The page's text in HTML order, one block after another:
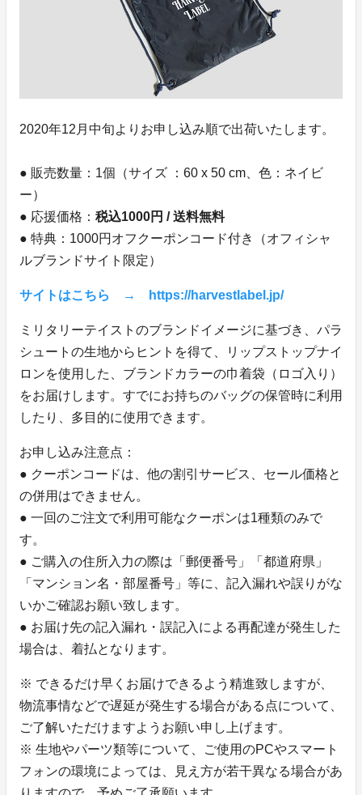
2020年12月中旬よりお申し込み順で出荷いたします。
● 販売数量：1個（サイズ ：60 x 50 cm、色：ネイビ
ー）
● 応援価格： 税込1000円 / 送料無料
● 特典：1000円オフクーポンコード付き（オフィシャ
ルブランドサイト限定）
サイトはこちら → https://harvestlabel.jp/
ミリタリーテイストのブランドイメージに基づき、パラ
シュートの生地からヒントを得て、リップストップナイ
ロンを使用した、ブランドカラーの巾着袋（ロゴ入り）
をお届けします。すでにお持ちのバッグの保管時に利用
したり、多目的に使用できます。
お申し込み注意点：
● クーポンコードは、他の割引サービス、セール価格と
の併用はできません。
● 一回のご注文で利用可能なクーポンは1種類のみで
す。
● ご購入の住所入力の際は「郵便番号」「都道府県」
「マンション名・部屋番号」等に、記入漏れや誤りがな
いかご確認お願い致します。
● お届け先の記入漏れ・誤記入による再配達が発生した
場合は、着払となります。
※ できるだけ早くお届けできるよう精進致しますが、
物流事情などで遅延が発生する場合がある点について、
ご了解いただけますようお願い申し上げます。
※ 生地やパーツ類等について、ご使用のPCやスマート
フォンの環境によっては、見え方が若干異なる場合があ